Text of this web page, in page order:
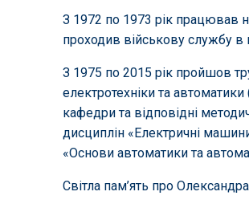
З 1972 по 1973 рік працював
проходив військову службу в
З 1975 по 2015 рік пройшов
електротехніки та
кафедри та відповідні
дисциплін «Електричні
«Основи автоматики та
Світла пам’ять про